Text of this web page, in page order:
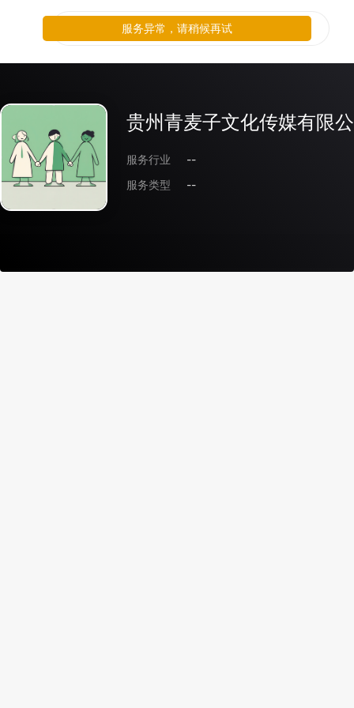
贵州青麦子文化传媒有限
服务行业
--
服务类型
--
服务异常，请稍候再试